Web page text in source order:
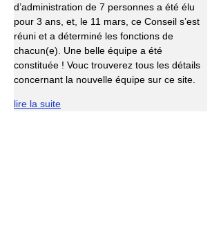
d’administration de 7 personnes a été élu
pour 3 ans, et, le 11 mars, ce Conseil s’est
réuni et a déterminé les fonctions de
chacun(e). Une belle équipe a été
constituée ! Vouc trouverez tous les détails
concernant la nouvelle équipe sur ce site.
lire la suite